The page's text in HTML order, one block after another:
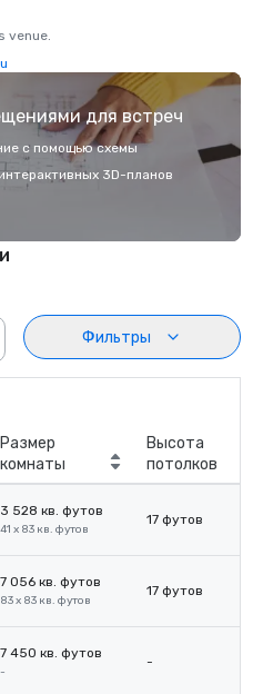
venue.
для встреч
с помощью схемы
3D-планов
Фильтры
Размер
комнаты
Высота
потолков
3 528 кв. футов
41 x 83 кв. футов
17 футов
7 056 кв. футов
83 x 83 кв. футов
17 футов
7 450 кв. футов
-
-